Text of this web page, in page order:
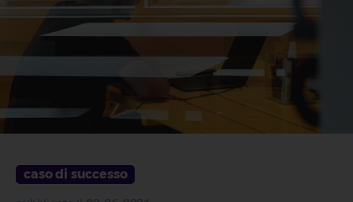
caso di successo